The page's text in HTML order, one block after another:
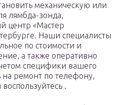
механическую или
лямбда-зонда,
центр «Мастер
Наши специалисты
по стоимости и
а также оперативно
специфики вашего
ремонт по телефону,
.